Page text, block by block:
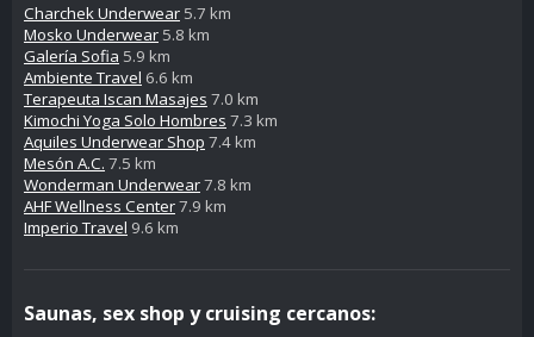
Charchek Underwear 5.7 km
Mosko Underwear 5.8 km
Galería Sofia 5.9 km
Ambiente Travel 6.6 km
Terapeuta Iscan Masajes 7.0 km
Kimochi Yoga Solo Hombres 7.3 km
Aquiles Underwear Shop 7.4 km
Mesón A.C. 7.5 km
Wonderman Underwear7.8 km
AHF Wellness Center7.9 km
Imperio Travel 9.6 km
Saunas, sex shop y cruising cercanos: